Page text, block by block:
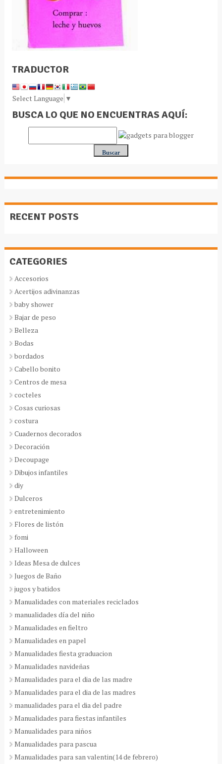
TRADUCTOR
Select Language ▼
BUSCA LO QUE NO ENCUENTRAS AQUÍ:
RECENT POSTS
CATEGORIES
Accesorios
Acertijos adivinanzas
baby shower
Bajar de peso
Belleza
Bodas
bordados
Cabello bonito
Centros de mesa
cocteles
Cosas curiosas
costura
Cuadernos decorados
Decoración
Decoupage
Dibujos infantiles
diy
Dulceros
entretenimiento
Flores de listón
fomi
Halloween
Ideas Mesa de dulces
Juegos de Baño
jugos y batidos
Manualidades con materiales reciclados
manualidades día del niño
Manualidades en fieltro
Manualidades en papel
Manualidades fiesta graduacion
Manualidades navideñas
Manualidades para el dia de las madre
Manualidades para el dia de las madres
manualidades para el dia del padre
Manualidades para fiestas infantiles
Manualidades para niños
Manualidades para pascua
Manualidades para san valentin(14 de febrero)